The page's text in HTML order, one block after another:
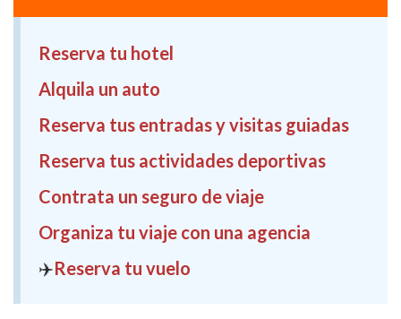
Reserva tu hotel
Alquila un auto
Reserva tus entradas y visitas guiadas
Reserva tus actividades deportivas
Contrata un seguro de viaje
Organiza tu viaje con una agencia
✈️Reserva tu vuelo